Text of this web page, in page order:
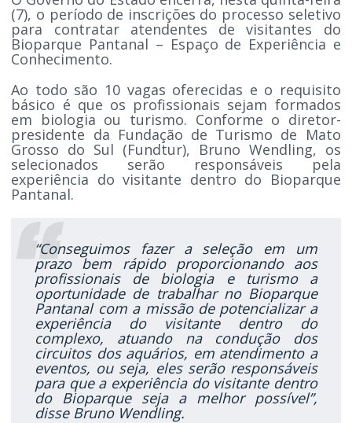
(7), o período de inscrições do processo seletivo
para contratar atendentes de visitantes do
Bioparque Pantanal – Espaço de Experiência e
Conhecimento.
Ao todo são 10 vagas oferecidas e o requisito
básico é que os profissionais sejam formados
em biologia ou turismo. Conforme o diretor-
presidente da Fundação de Turismo de Mato
Grosso do Sul (Fundtur), Bruno Wendling, os
selecionados serão responsáveis pela
experiência do visitante dentro do Bioparque
Pantanal.
“Conseguimos fazer a seleção em um
prazo bem rápido proporcionando aos
profissionais de biologia e turismo a
oportunidade de trabalhar no Bioparque
Pantanal com a missão de potencializar a
experiência do visitante dentro do
complexo, atuando na condução dos
circuitos dos aquários, em atendimento a
eventos, ou seja, eles serão responsáveis
para que a experiência do visitante dentro
do Bioparque seja a melhor possível”,
disse Bruno Wendling.